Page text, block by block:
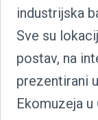
industrijska
Sve su
postav, na
prezentirani
Ekomuzeja u